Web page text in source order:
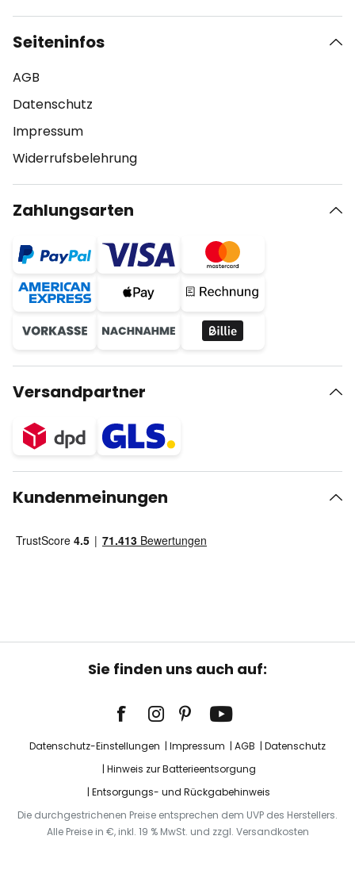
Seiteninfos
AGB
Datenschutz
Impressum
Widerrufsbelehrung
Zahlungsarten
Versandpartner
Kundenmeinungen
Sie finden uns auch auf:
Datenschutz-Einstellungen Impressum AGB
Datenschutz
Hinweis zur Batterieentsorgung
Entsorgungs- und Rückgabehinweis
Die durchgestrichenen Preise entsprechen dem UVP des Herstellers.
Alle Preise in €, inkl. 19 % MwSt. und zzgl. Versandkosten